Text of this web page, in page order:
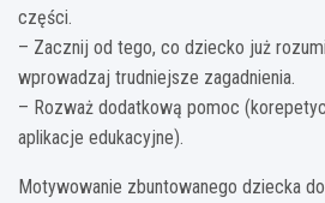
części.
– Zacznij od tego, co dziecko już
wprowadzaj trudniejsze zagadnienia.
– Rozważ dodatkową pomoc
aplikacje edukacyjne).
Motywowanie zbuntowanego dziecka